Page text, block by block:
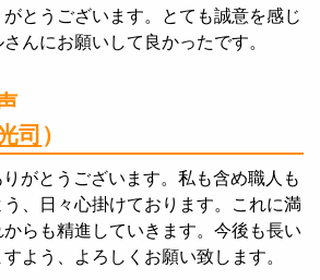
とうございます。とても誠意を感じ
んにお願いして良かったです。
司 ）
がとうございます。私も含め職人も
、日々心掛けております。これに満
らも精進していきます。今後も長い
よう、よろしくお願い致します。